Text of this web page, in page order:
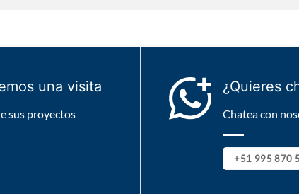
una visita
sus proyectos
¿Quieres
Chatea con
+51 995 870